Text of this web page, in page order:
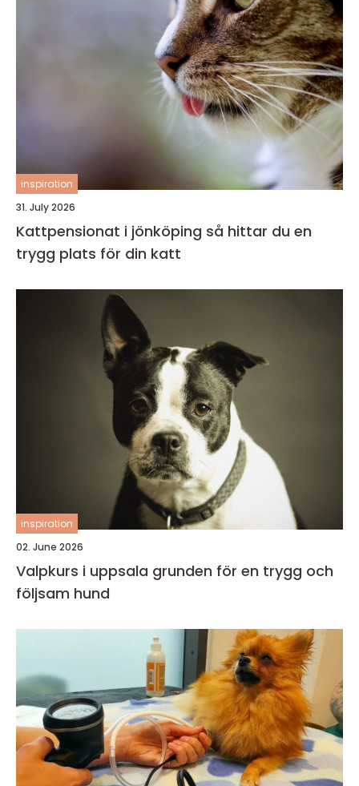
inspiration
31. July 2026
Kattpensionat i jönköping så hittar du en
trygg plats för din katt
inspiration
02. June 2026
Valpkurs i uppsala grunden för en trygg och
följsam hund